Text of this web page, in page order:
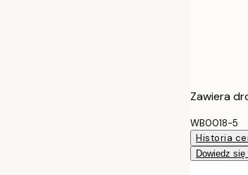
Zawiera
WB0018-5
Historia
Dowiedz